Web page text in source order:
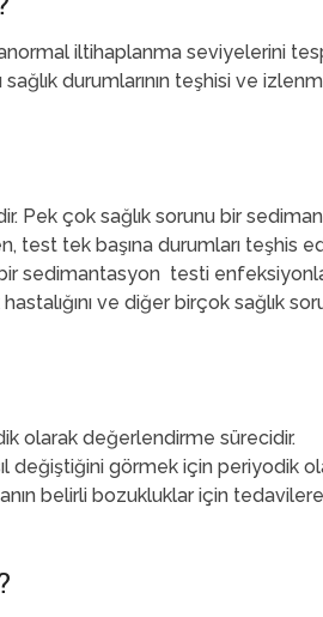
iltihaplanma seviyelerini
durumlarının teşhisi ve
Pek çok sağlık sorunu bir
test tek başına durumları teşhis
sedimantasyon testi
ve diğer birçok sağlık
olarak değerlendirme sürecidir.
değiştiğini görmek için periyodik
belirli bozukluklar için